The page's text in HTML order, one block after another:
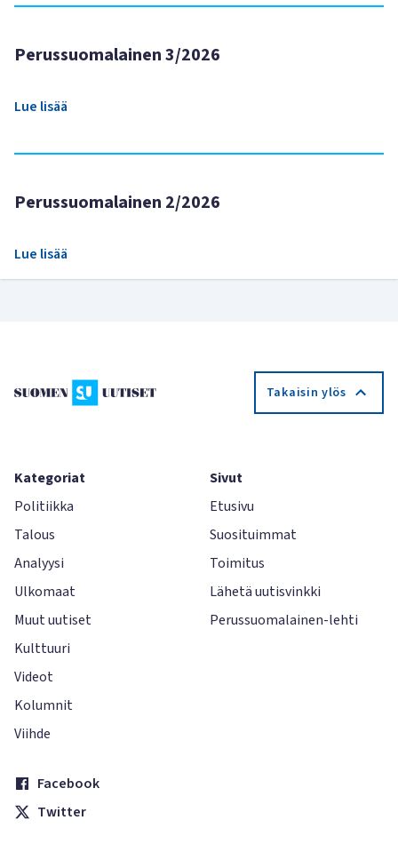
Perussuomalainen 3/2026
Lue lisää
Perussuomalainen 2/2026
Lue lisää
Takaisin ylös
Kategoriat
Politiikka
Talous
Analyysi
Ulkomaat
Muut uutiset
Kulttuuri
Videot
Kolumnit
Viihde
Sivut
Etusivu
Suosituimmat
Toimitus
Lähetä uutisvinkki
Perussuomalainen-lehti
Facebook
Twitter